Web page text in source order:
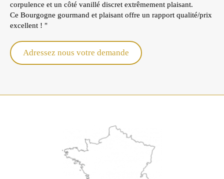
corpulence et un côté vanillé discret extrêmement plaisant.
Ce Bourgogne gourmand et plaisant offre un rapport qualité/prix
excellent ! "
Adressez nous votre demande